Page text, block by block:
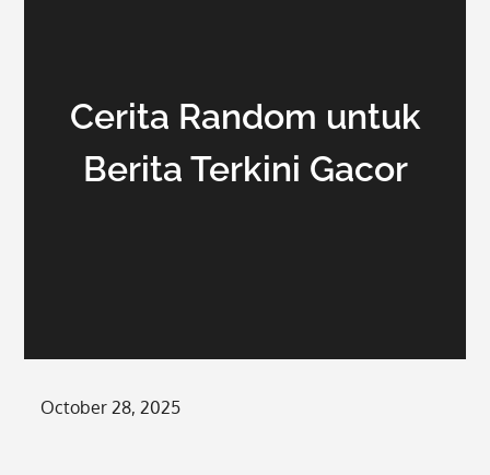
Cerita Random untuk
Berita Terkini Gacor
Posted
October 28, 2025